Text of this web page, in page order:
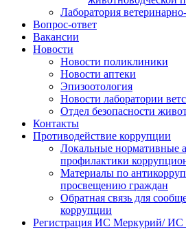
Лаборатория
Вопрос-ответ
Вакансии
Новости
Новости поликлиники
Новости аптеки
Эпизоотология
Новости лаборатории
Отдел безопасности
Контакты
Противодействие коррупции
Локальные нормативные
профилактики
Материалы по
просвещению граждан
Обратная связь для
коррупции
Регистрация ИС Меркурий/ ИС